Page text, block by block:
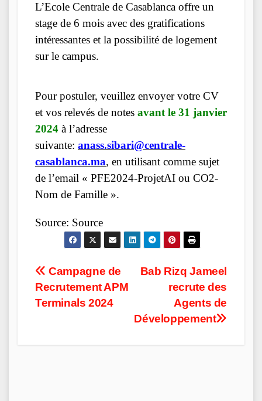
L’Ecole Centrale de Casablanca offre un
stage de 6 mois avec des gratifications
intéressantes et la possibilité de logement
sur le campus.
Pour postuler, veuillez envoyer votre CV
et vos relevés de notes avant le 31 janvier
2024 à l’adresse
suivante: anass.sibari@centrale-
casablanca.ma, en utilisant comme sujet
de l’email « PFE2024-ProjetAI ou CO2-
Nom de Famille ».
Source: Source
Post
navigation
Bab Rizq Jameel
recrute des
Agents de
Développement
Campagne de
Recrutement APM
Terminals 2024